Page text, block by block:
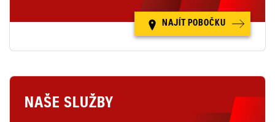
NAJÍT POBOČKU
NAŠE SLUŽBY